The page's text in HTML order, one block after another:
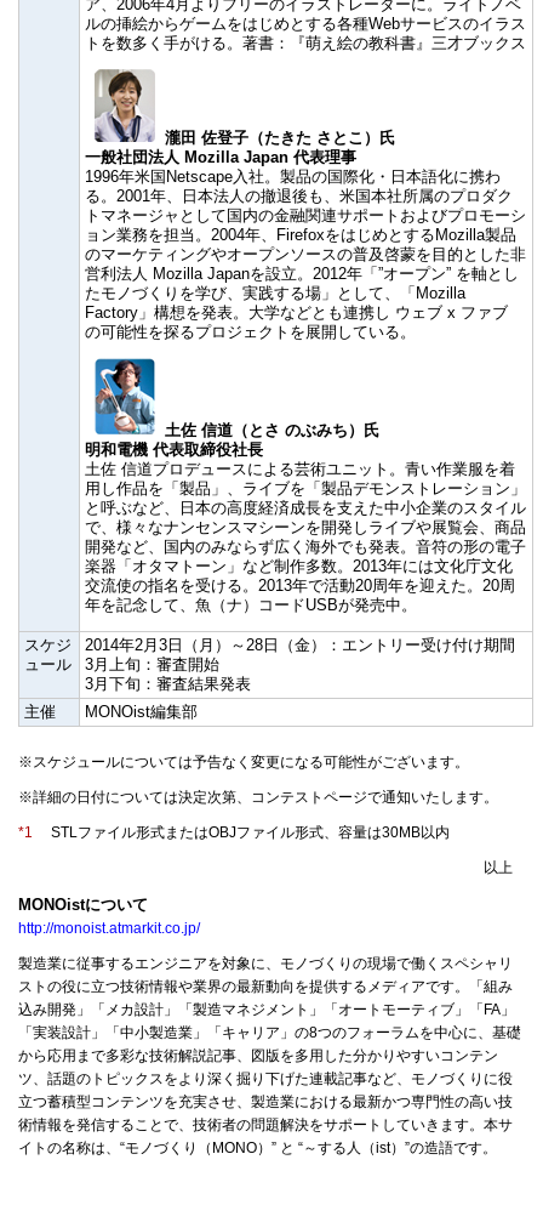
ア、2006年4月よりフリーのイラストレーターに。ライトノベ
ルの挿絵からゲームをはじめとする各種Webサービスのイラス
トを数多く手がける。著書：『萌え絵の教科書』三才ブックス
瀧田 佐登子（たきた さとこ）氏
一般社団法人 Mozilla Japan 代表理事
1996年米国Netscape入社。製品の国際化・日本語化に携わ
る。2001年、日本法人の撤退後も、米国本社所属のプロダク
トマネージャとして国内の金融関連サポートおよびプロモーシ
ョン業務を担当。2004年、FirefoxをはじめとするMozilla製品
のマーケティングやオープンソースの普及啓蒙を目的とした非
営利法人 Mozilla Japanを設立。2012年「”オープン” を軸とし
たモノづくりを学び、実践する場」として、「Mozilla
Factory」構想を発表。大学などとも連携し ウェブ x ファブ
の可能性を探るプロジェクトを展開している。
土佐 信道（とさ のぶみち）氏
明和電機 代表取締役社長
土佐 信道プロデュースによる芸術ユニット。青い作業服を着
用し作品を「製品」、ライブを「製品デモンストレーション」
と呼ぶなど、日本の高度経済成長を支えた中小企業のスタイル
で、様々なナンセンスマシーンを開発しライブや展覧会、商品
開発など、国内のみならず広く海外でも発表。音符の形の電子
楽器「オタマトーン」など制作多数。2013年には文化庁文化
交流使の指名を受ける。2013年で活動20周年を迎えた。20周
年を記念して、魚（ナ）コードUSBが発売中。
スケジ
ュール
2014年2月3日（月）～28日（金）：エントリー受け付け期間
3月上旬：審査開始
3月下旬：審査結果発表
主催
MONOist編集部
※スケジュールについては予告なく変更になる可能性がございます。
※詳細の日付については決定次第、コンテストページで通知いたします。
*1 STLファイル形式またはOBJファイル形式、容量は30MB以内
以上
MONOistについて
http://monoist.atmarkit.co.jp/
製造業に従事するエンジニアを対象に、モノづくりの現場で働くスペシャリ
ストの役に立つ技術情報や業界の最新動向を提供するメディアです。「組み
込み開発」「メカ設計」「製造マネジメント」「オートモーティブ」「FA」
「実装設計」「中小製造業」「キャリア」の8つのフォーラムを中心に、基礎
から応用まで多彩な技術解説記事、図版を多用した分かりやすいコンテン
ツ、話題のトピックスをより深く掘り下げた連載記事など、モノづくりに役
立つ蓄積型コンテンツを充実させ、製造業における最新かつ専門性の高い技
術情報を発信することで、技術者の問題解決をサポートしていきます。本サ
イトの名称は、“モノづくり（MONO）” と “～する人（ist）”の造語です。